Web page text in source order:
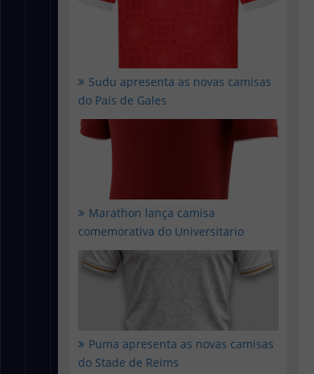
Sudu apresenta as novas camisas
do País de Gales
Marathon lança camisa
comemorativa do Universitario
Puma apresenta as novas camisas
do Stade de Reims